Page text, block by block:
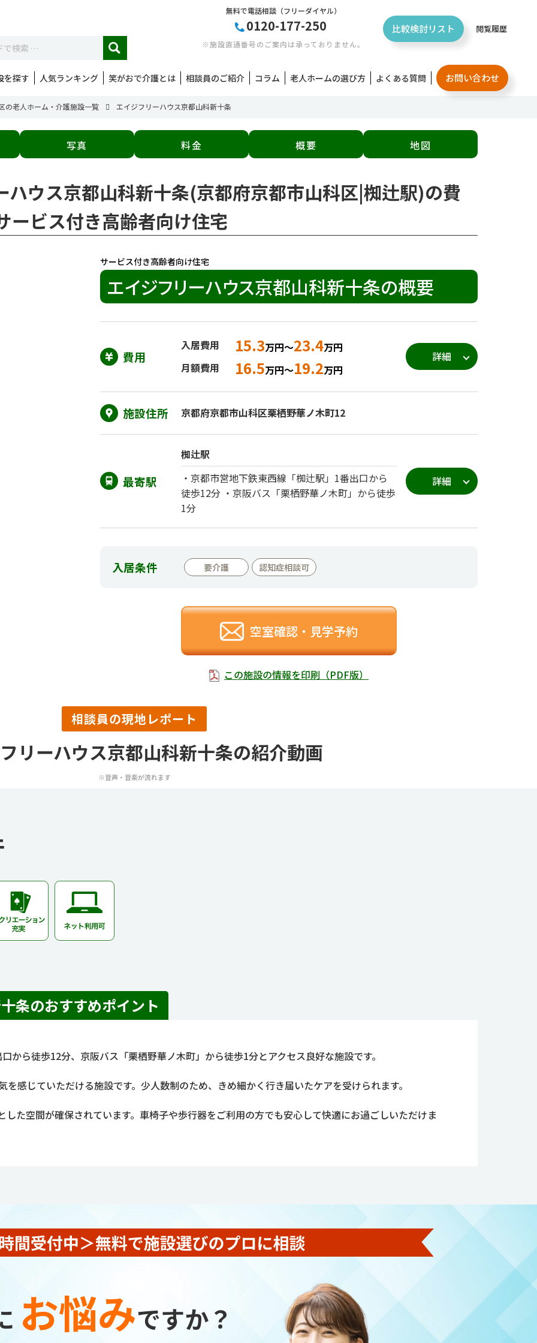
無料で電話相談 （フリーダイヤル）
0120-177-250
※施設直通番号のご案内は承っておりません。
比較検討リスト 閲覧履歴
を探す 人気ランキング 笑がおで介護とは 相談員のご紹介 コラム 老人ホームの選び方 よくある質問 お問い合わせ
の老人ホーム・介護施設一覧 エイジフリーハウス京都山科新十条
写真 料金 概要 地図
ウス京都山科新十条(京都府京都市山科区|椥辻駅)の費
ービス付き高齢者向け住宅
サービス付き高齢者向け住宅
エイジフリーハウス京都山科新十条の概要
費用
入居費用 15.3万円～23.4万円
月額費用
16.5万円～19.2万円
詳細
施設住所 京都府京都市山科区栗栖野華ノ木町12
最寄駅
椥辻駅
・京都市営地下鉄東西線「椥辻駅」1番出口から
徒歩12分 ・京阪バス「栗栖野華ノ木町」から徒歩
1分
詳細
入居条件 要介護 認知症相談可
空室確認・見学予約
この施設の情報を印刷（PDF版）
相談員の現地レポート
リーハウス京都山科新十条の紹介動画
※音声・音楽が流れます
条のおすすめポイント
から徒歩12分、京阪バス「栗栖野華ノ木町」から徒歩1分とアクセス良好な施設です。
感じていただける施設です。少人数制のため、きめ細かく行き届いたケアを受けられます。
た空間が確保されています。車椅子や歩行器をご利用の方でも安心して快適にお過ごしいただけま
お悩みですか？